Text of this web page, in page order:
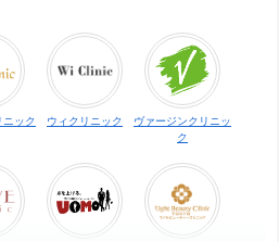
ック ウィクリニック
ヴァージンクリニッ
ク